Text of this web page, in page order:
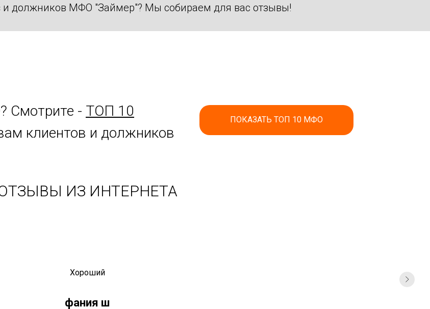
и должников МФО "Займер"? Мы собираем для вас отзывы!
Смотрите - ТОП 10
клиентов и должников
ПОКАЗАТЬ ТОП 10 МФО
ИЗ ИНТЕРНЕТА
Хороший
фания ш